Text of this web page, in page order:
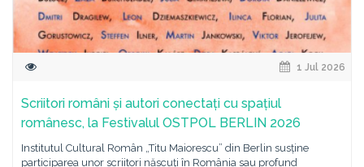
1 Jul 2026
Scriitori români și autori conectați cu spațiul
românesc, la Festivalul OSTPOL BERLIN 2026
Institutul Cultural Român „Titu Maiorescu” din Berlin susține
participarea unor scriitori născuți în România sau profund